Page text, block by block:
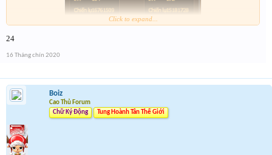
Click to expand...
24
16 Tháng chín 2020
Boiz
Cao Thủ Forum
Chữ Ký Động
Tung Hoành Tân Thế Giới